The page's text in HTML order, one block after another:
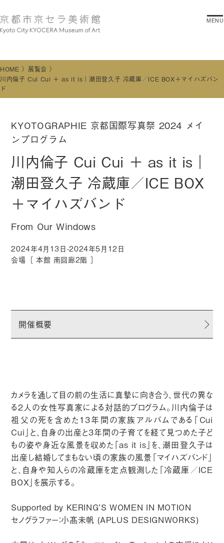
MENU
HOME
展覧会
川内倫子 Cui Cui ＋ as it is｜潮田登久子 冷蔵庫／ICE BOX＋マイハズバン
ド
KYOTOGRAPHIE 京都国際写真祭 2024 メイ
ンプログラム
川内倫子 Cui Cui ＋ as it is｜
潮田登久子 冷蔵庫／ICE BOX
＋マイハズバンド
From Our Windows
2024年4月13日-2024年5月12日
会場［ 本館 南回廊2階 ］
開催概要
カメラを通して目の前の生活に真摯に向き合う、世代の異な
る2人の女性写真家による対話的プログラム。川内倫子は
祖父の死を含めた13年間の家族アルバムである「Cui
Cui」と、自身の出産と3年間の子育てを経て見つめた子ど
もの姿や身近な風景を収めた「as it is」を、潮田登久子は
出産し結婚してまもない頃の家族の風景「マイハズバンド」
と、自身や知人らの冷蔵庫を定点観測した「冷蔵庫／ICE
BOX」を展示する。
Supported by KERING’S WOMEN IN MOTION
セノグラファー：小髙未帆 (APLUS DESIGNWORKS)